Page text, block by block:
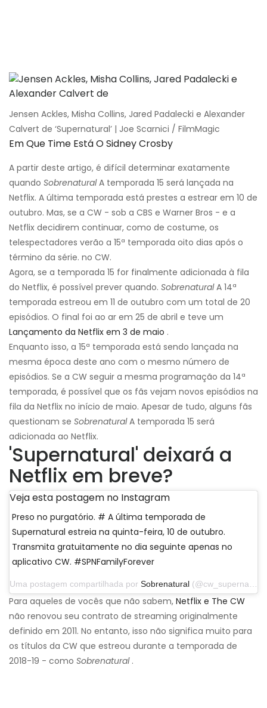
Jensen Ackles, Misha Collins, Jared Padalecki e Alexander
Calvert de ‘Supernatural’ | Joe Scarnici / FilmMagic
Em Que Time Está O Sidney Crosby
A partir deste artigo, é difícil determinar exatamente
quando SobrenaturalA temporada 15 será lançada na
Netflix. A última temporada está prestes a estrear em 10 de
outubro. Mas, se a CW - sob a CBS e Warner Bros - e a
Netflix decidirem continuar, como de costume, os
telespectadores verão a 15ª temporada oito dias após o
término da série. no CW.
Agora, se a temporada 15 for finalmente adicionada à fila
do Netflix, é possível prever quando. SobrenaturalA 14ª
temporada estreou em 11 de outubro com um total de 20
episódios. O final foi ao ar em 25 de abril e teve um
Lançamento da Netflix em 3 de maio .
Enquanto isso, a 15ª temporada está sendo lançada na
mesma época deste ano com o mesmo número de
episódios. Se a CW seguir a mesma programação da 14ª
temporada, é possível que os fãs vejam novos episódios na
fila da Netflix no início de maio. Apesar de tudo, alguns fãs
questionam se SobrenaturalA temporada 15 será
adicionada ao Netflix.
'Supernatural' deixará a
Netflix em breve?
Veja esta postagem no Instagram
Preso no purgatório. # A última temporada de
Supernatural estreia na quinta-feira, 10 de outubro.
Transmita gratuitamente no dia seguinte apenas no
aplicativo CW. #SPNFamilyForever
Uma postagem compartilhada por Sobrenatural (@cw_supernatural) em 2 de outubro de 2019 às 9:01 PDT
Para aqueles de vocês que não sabem, Netflix e The CW
não renovou seu contrato de streaming originalmente
definido em 2011. No entanto, isso não significa muito para
os títulos da CW que estreou durante a temporada de
2018-19 - como Sobrenatural.